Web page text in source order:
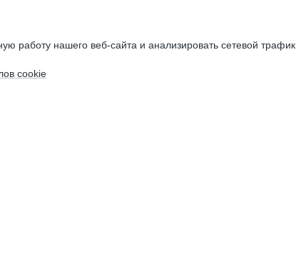
работу нашего веб-сайта и анализировать сетевой трафик.
cookie